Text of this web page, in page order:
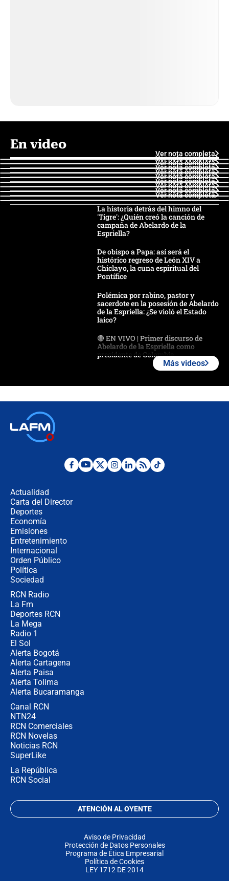
En video
Ver nota completa
Ver nota completa
Ver nota completa
Ver nota completa
Ver nota completa
Ver nota completa
Ver nota completa
Ver nota completa
Ver nota completa
Ver nota completa
La historia detrás del himno del
'Tigre': ¿Quién creó la canción de
campaña de Abelardo de la
Espriella?
De obispo a Papa: así será el
histórico regreso de León XIV a
Chiclayo, la cuna espiritual del
Pontífice
Polémica por rabino, pastor y
sacerdote en la posesión de Abelardo
de la Espriella: ¿Se violó el Estado
laico?
🔴 EN VIVO | Primer discurso de
Abelardo de la Espriella como
presidente de Colombia
Desde dermatitis hasta infecciones:
Más videos
Actualidad
Carta del Director
Deportes
Economía
Emisiones
Entretenimiento
Internacional
Orden Público
Política
Sociedad
RCN Radio
La Fm
Deportes RCN
La Mega
Radio 1
El Sol
Alerta Bogotá
Alerta Cartagena
Alerta Paisa
Alerta Tolima
Alerta Bucaramanga
Canal RCN
NTN24
RCN Comerciales
RCN Novelas
Noticias RCN
SuperLike
La República
RCN Social
ATENCIÓN AL OYENTE
Aviso de Privacidad
Protección de Datos Personales
Programa de Ética Empresarial
Política de Cookies
LEY 1712 DE 2014